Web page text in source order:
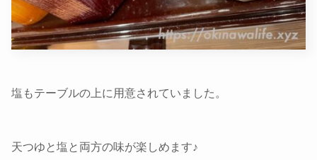
塩もテーブルの上に用意されていました。
天つゆと塩と両方の味が楽しめます♪